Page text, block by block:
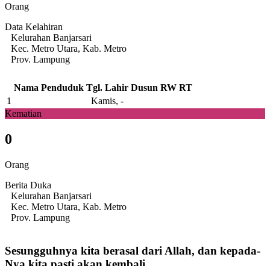
Orang
Data Kelahiran
Kelurahan Banjarsari
Kec. Metro Utara, Kab. Metro
Prov. Lampung
Nama Penduduk Tgl. Lahir Dusun RW RT
1
Kamis, -
Kematian
0
Orang
Berita Duka
Kelurahan Banjarsari
Kec. Metro Utara, Kab. Metro
Prov. Lampung
Sesungguhnya kita berasal dari Allah, dan kepada-